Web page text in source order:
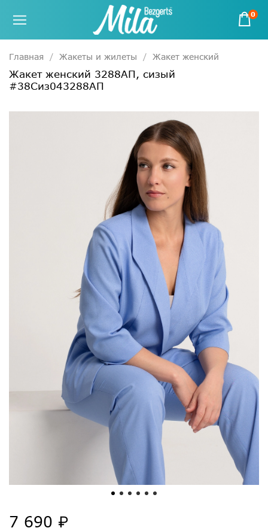
0
Главная Жакеты и жилеты Жакет женский
Жакет женский 3288АП, сизый
#38Сиз043288АП
7 690 ₽